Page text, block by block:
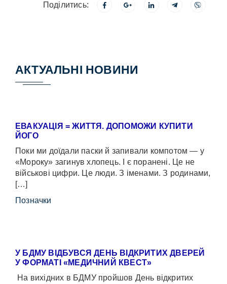
Поділитись:
АКТУАЛЬНІ НОВИНИ
ЕВАКУАЦІЯ = ЖИТТЯ. ДОПОМОЖИ КУПИТИ
ЙОГО
Поки ми доїдали паски й запивали компотом — у
«Мороку» загинув хлопець. І є поранені. Це не
військові цифри. Це люди. З іменами. З родинами,
[…]
Позначки
У БДМУ ВІДБУВСЯ ДЕНЬ ВІДКРИТИХ ДВЕРЕЙ
У ФОРМАТІ «МЕДИЧНИЙ КВЕСТ»
На вихідних в БДМУ пройшов День відкритих